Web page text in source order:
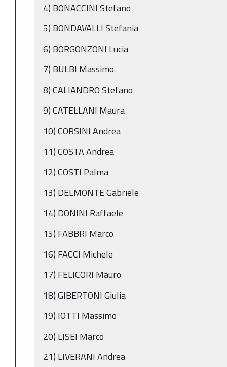
4) BONACCINI Stefano
5) BONDAVALLI Stefania
6) BORGONZONI Lucia
7) BULBI Massimo
8) CALIANDRO Stefano
9) CATELLANI Maura
10) CORSINI Andrea
11) COSTA Andrea
12) COSTI Palma
13) DELMONTE Gabriele
14) DONINI Raffaele
15) FABBRI Marco
16) FACCI Michele
17) FELICORI Mauro
18) GIBERTONI Giulia
19) IOTTI Massimo
20) LISEI Marco
21) LIVERANI Andrea